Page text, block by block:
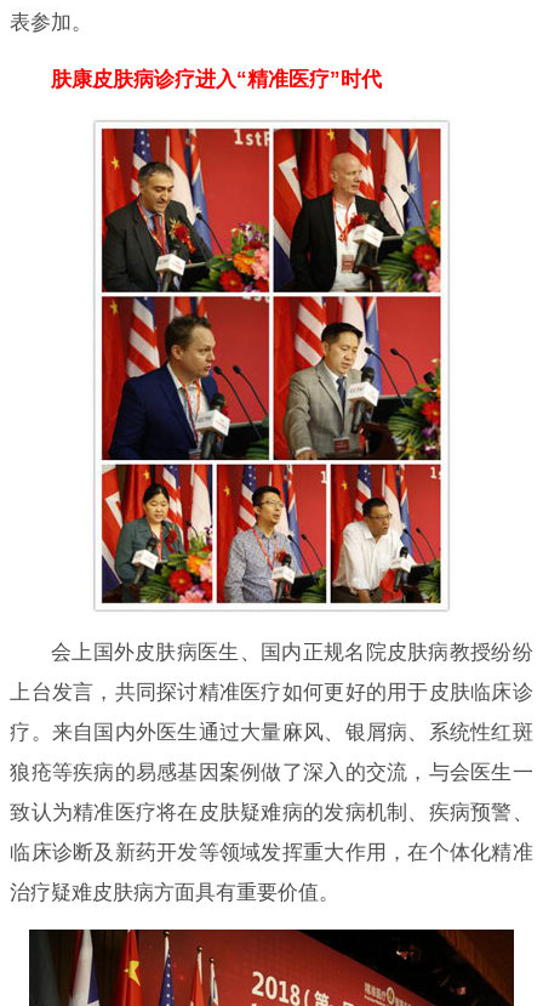
表参加。
肤康皮肤病诊疗进入“精准医疗”时代
会上国外皮肤病医生、国内正规名院皮肤病教授纷纷
上台发言，共同探讨精准医疗如何更好的用于皮肤临床诊
疗。来自国内外医生通过大量麻风、银屑病、系统性红斑
狼疮等疾病的易感基因案例做了深入的交流，与会医生一
致认为精准医疗将在皮肤疑难病的发病机制、疾病预警、
临床诊断及新药开发等领域发挥重大作用，在个体化精准
治疗疑难皮肤病方面具有重要价值。